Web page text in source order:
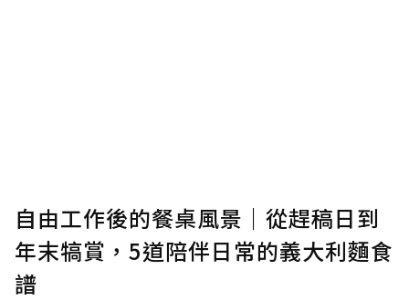
自由工作後的餐桌風景｜從趕稿日到
年末犒賞，5道陪伴日常的義大利麵食
譜